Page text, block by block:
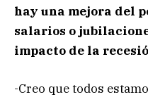
hay una mejora del
salarios o
impacto de la
-Creo que todos